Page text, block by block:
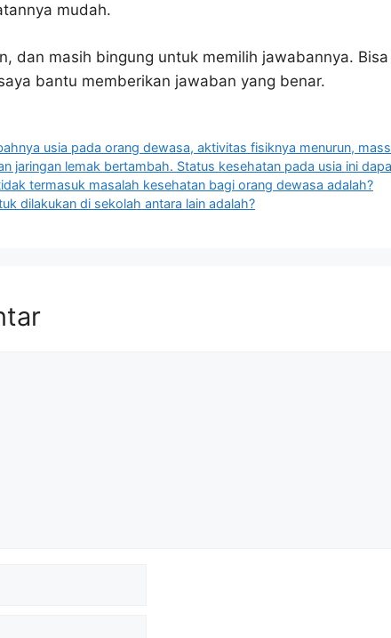
mudah.
dan masih bingung untuk memilih jawabannya.
bantu memberikan jawaban yang benar.
usia pada orang dewasa, aktivitas fisiknya menurun,
jaringan lemak bertambah. Status kesehatan pada usia ini
termasuk masalah kesehatan bagi orang dewasa adalah?
dilakukan di sekolah antara lain adalah?